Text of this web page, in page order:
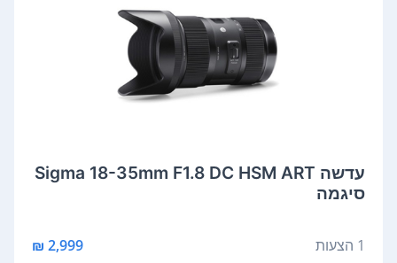
‏עדשה Sigma 18-35mm F1.8 DC HSM ART
סיגמה
1 הצעות 2,999 ₪